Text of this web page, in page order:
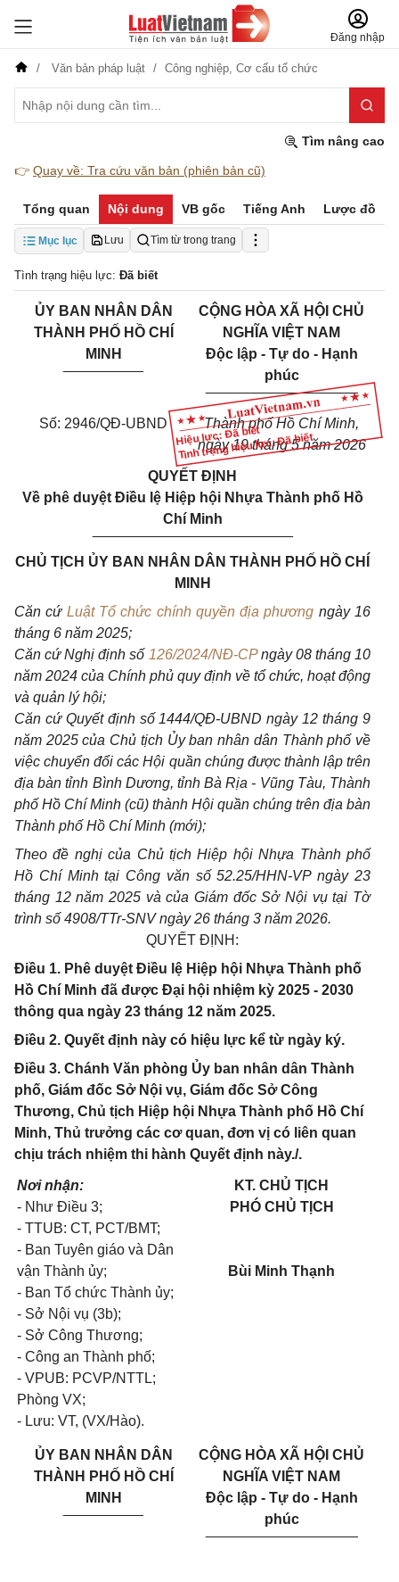
Đăng nhập
Văn bản pháp luật Công nghiệp, Cơ cấu tổ chức
Tìm nâng cao
👉 Quay về: Tra cứu văn bản (phiên bản cũ)
Tổng quan Nội dung VB gốc Tiếng Anh Lược đồ
Mục lục Lưu Tìm từ trong trang
Tình trạng hiệu lực: Đã biết
Hiệu lực: Đã biết
Tình trạng hiệu lực: Đã biết
ỦY BAN NHÂN DÂN
THÀNH PHỐ HỒ CHÍ
MINH
CỘNG HÒA XÃ HỘI CHỦ
NGHĨA VIỆT NAM
Độc lập - Tự do - Hạnh
phúc
___________________
Số: 2946/QĐ-UBND
Thành phố Hồ Chí Minh,
ngày 19 tháng 5 năm 2026
QUYẾT ĐỊNH
Về phê duyệt Điều lệ Hiệp hội Nhựa Thành phố Hồ
Chí Minh
CHỦ TỊCH ỦY BAN NHÂN DÂN THÀNH PHỐ HỒ CHÍ
MINH
Căn cứ Luật Tổ chức chính quyền địa phương ngày 16
tháng 6 năm 2025;
Căn cứ Nghị định số 126/2024/NĐ-CPngày 08 tháng 10
năm 2024 của Chính phủ quy định về tổ chức, hoạt động
và quản lý hội;
Căn cứ Quyết định số 1444/QĐ-UBND ngày 12 tháng 9
năm 2025 của Chủ tịch Ủy ban nhân dân Thành phố về
việc chuyển đổi các Hội quần chúng được thành lập trên
địa bàn tỉnh Bình Dương, tỉnh Bà Rịa - Vũng Tàu, Thành
phố Hồ Chí Minh (cũ) thành Hội quần chúng trên địa bàn
Thành phố Hồ Chí Minh (mới);
Theo đề nghị của Chủ tịch Hiệp hội Nhựa Thành phố
Hồ Chí Minh tại Công văn số 52.25/HHN-VP ngày 23
tháng 12 năm 2025 và của Giám đốc Sở Nội vụ tại Tờ
trình số 4908/TTr-SNV ngày 26 tháng 3 năm 2026.
QUYẾT ĐỊNH:
Điều 1. Phê duyệt Điều lệ Hiệp hội Nhựa Thành phố
Hồ Chí Minh đã được Đại hội nhiệm kỳ 2025 - 2030
thông qua ngày 23 tháng 12 năm 2025.
Điều 2. Quyết định này có hiệu lực kể từ ngày ký.
Điều 3. Chánh Văn phòng Ủy ban nhân dân Thành
phố, Giám đốc Sở Nội vụ, Giám đốc Sở Công
Thương, Chủ tịch Hiệp hội Nhựa Thành phố Hồ Chí
Minh, Thủ trưởng các cơ quan, đơn vị có liên quan
chịu trách nhiệm thi hành Quyết định này./.
Nơi nhận:
- Như Điều 3;
- TTUB: CT, PCT/BMT;
- Ban Tuyên giáo và Dân
vận Thành ủy;
- Ban Tổ chức Thành ủy;
- Sở Nội vụ (3b);
- Sở Công Thương;
- Công an Thành phố;
- VPUB: PCVP/NTTL;
Phòng VX;
- Lưu: VT, (VX/Hào).
KT. CHỦ TỊCH
PHÓ CHỦ TỊCH
Bùi Minh Thạnh
ỦY BAN NHÂN DÂN
THÀNH PHỐ HỒ CHÍ
MINH
CỘNG HÒA XÃ HỘI CHỦ
NGHĨA VIỆT NAM
Độc lập - Tự do - Hạnh
phúc
___________________